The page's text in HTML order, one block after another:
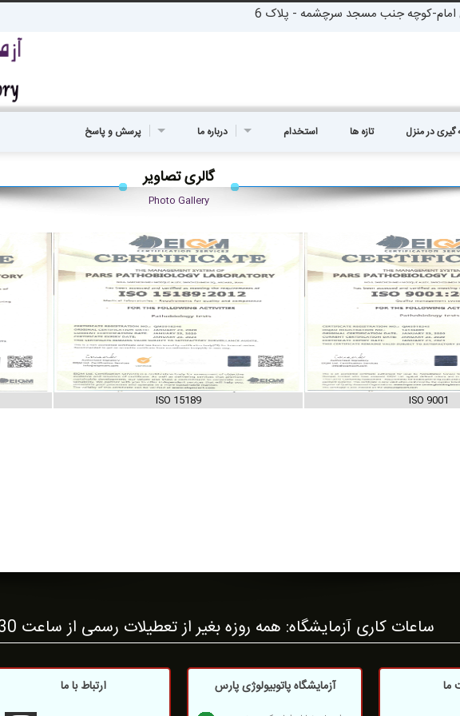
امام-کوچه جنب مسجد سرچشمه - پلاک 6
پرسش و پاسخ درباره ما استخدام تازه ها گیری در منزل
گالری تصاویر
Photo Gallery
ISO 15189 ISO 9001
ساعات کاری آزمایشگاه: همه روزه بغیر از تعطیلات رسمی از ساعت 6:30 تا 21:00
ارتباط با ما آزمایشگاه پاتوبیولوژی پارس ما